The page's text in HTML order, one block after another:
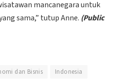
mancanegara untuk
sama,” tutup Anne. (Public
dan Bisnis
Indonesia